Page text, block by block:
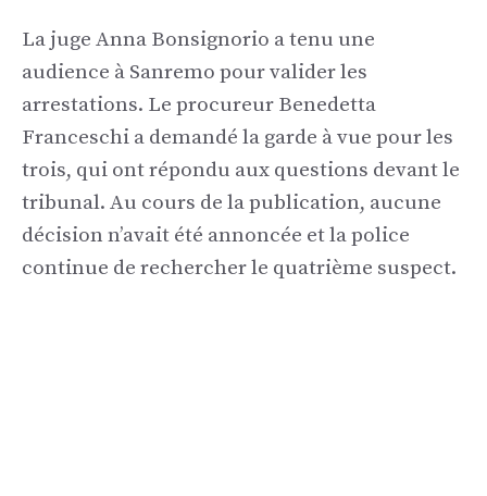
La juge Anna Bonsignorio a tenu une
audience à Sanremo pour valider les
arrestations. Le procureur Benedetta
Franceschi a demandé la garde à vue pour les
trois, qui ont répondu aux questions devant le
tribunal. Au cours de la publication, aucune
décision n’avait été annoncée et la police
continue de rechercher le quatrième suspect.